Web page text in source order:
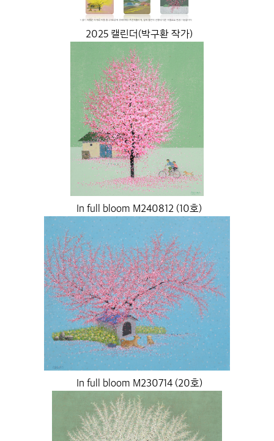
2025 캘린더(박구환 작가)
In full bloom M240812 (10호)
In full bloom M230714 (20호)